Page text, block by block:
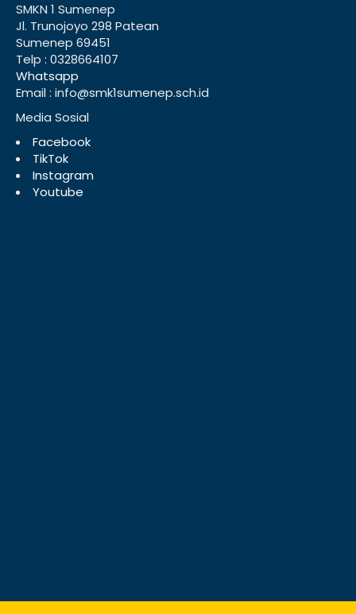
SMKN 1 Sumenep
Jl. Trunojoyo 298 Patean
Sumenep 69451
Telp : 0328664107
Whatsapp
Email : info@smk1sumenep.sch.id
Media Sosial
Facebook
TikTok
Instagram
Youtube